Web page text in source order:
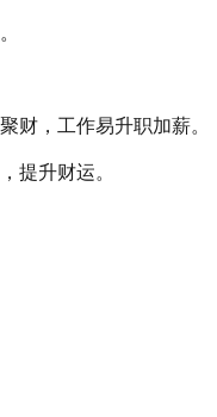
，工作易升职加薪。
提升财运。